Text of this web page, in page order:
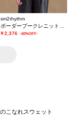
sm2rhythm
￥2,376 -60%OFF-